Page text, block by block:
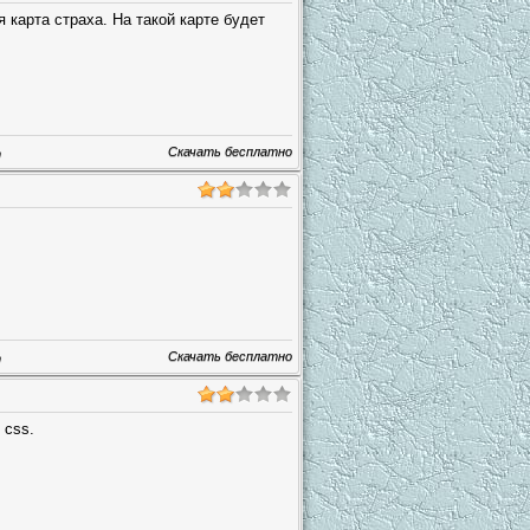
страха. На такой карте будет
Скачать бесплатно
Скачать бесплатно
css.